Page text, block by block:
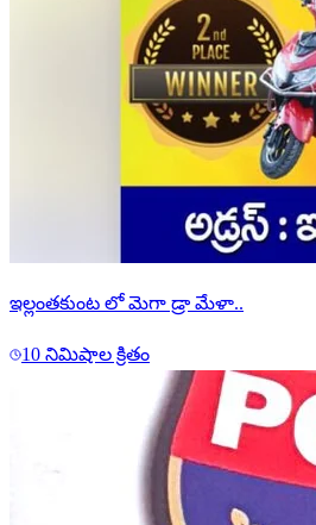
ఇల్లంతకుంట లో మెగా డ్రా మేళా..
10 నిమిషాల క్రితం